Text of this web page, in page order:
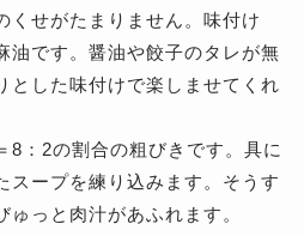
くせがたまりません。味付け
油です。醤油や餃子のタレが無
とした味付けで楽しませてくれ
8：2の割合の粗びきです。具に
スープを練り込みます。そうす
っと肉汁があふれます。